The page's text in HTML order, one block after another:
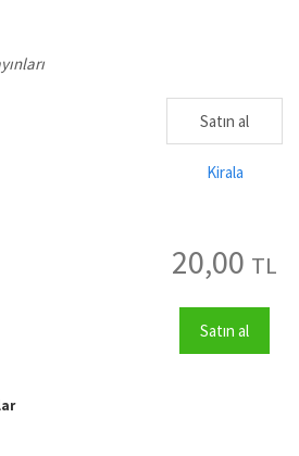
Satın al
Kirala
20,00 TL
Satın al